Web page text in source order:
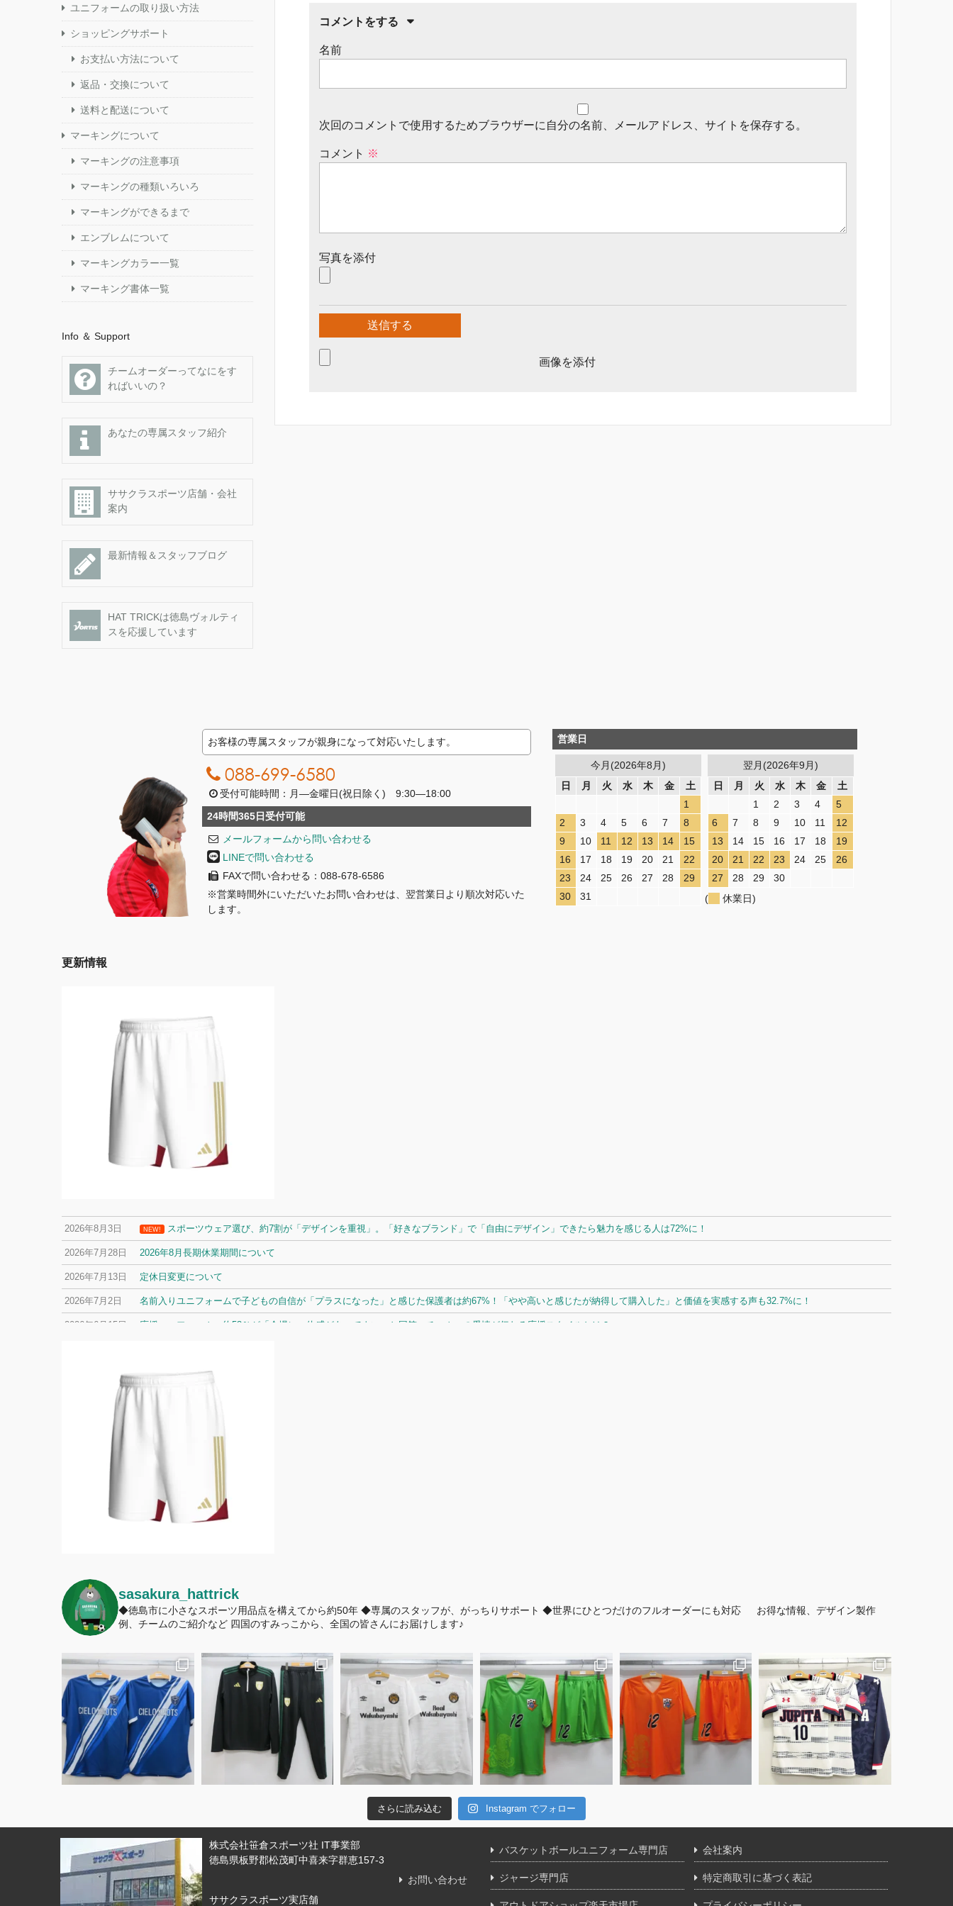
コメントをする
名前
次回のコメントで使用するためブラウザーに自分の名前、メールアドレス、サイトを保存する。
コメント ※
写真を添付
画像を添付
ユニフォームの取り扱い方法
ショッピングサポート
お支払い方法について
返品・交換について
送料と配送について
マーキングについて
マーキングの注意事項
マーキングの種類いろいろ
マーキングができるまで
エンブレムについて
マーキングカラー一覧
マーキング書体一覧
Info ＆ Support
チームオーダーってなにをす
ればいいの？
あなたの専属スタッフ紹介
ササクラスポーツ店舗・会社
案内
最新情報＆スタッフブログ
HAT TRICKは徳島ヴォルティ
スを応援しています
お客様の専属スタッフが親身になって対応いたします。
088-699-6580
受付可能時間：月―金曜日(祝日除く) 9:30―18:00
24時間365日受付可能
メールフォームから問い合わせる
LINEで問い合わせる
FAXで問い合わせる：088-678-6586
※営業時間外にいただいたお問い合わせは、翌営業日より順次対応いた
します。
営業日
今月(2026年8月)
日
月 火 水 木 金
土
1
2
3 4 5 6 7
8
9
10 11 12 13 14
15
16
17 18 19 20 21
22
23
24 25 26 27 28
29
30
31
翌月(2026年9月)
日
月 火 水 木 金
土
1
2 3 4
5
6
7 8 9 10 11
12
13
14 15 16 17 18
19
20
21 22 23 24 25
26
27
28 29
30
(
休業日)
更新情報
2026年8月3日 NEW! スポーツウェア選び、約7割が「デザインを重視」。「好きなブランド」で「自由にデザイン」できたら魅力を感じる人は72%に！
2026年7月28日 2026年8月長期休業期間について
2026年7月13日 定休日変更について
2026年7月2日 名前入りユニフォームで子どもの自信が「プラスになった」と感じた保護者は約67%！「やや高いと感じたが納得して購入した」と価値を実感する声も32.7%に！
2026年6月15日 応援ユニフォーム、約53％が「会場に一体感があってよい」と回答。チームへの愛情が伝わる応援スタイルとは？
sasakura_hattrick
◆徳島市に小さなスポーツ用品点を構えてから約50年 ◆専属のスタッフが、がっちりサポート ◆世界にひとつだけのフルオーダーにも対応
お得な情報、デザイン製作
例、チームのご紹介など 四国のすみっこから、全国の皆さんにお届けします♪
さらに読み込む Instagram でフォロー
株式会社笹倉スポーツ社 IT事業部
徳島県板野郡松茂町中喜来字群恵157-3
お問い合わせ
ササクラスポーツ実店舗
バスケットボールユニフォーム専門店
ジャージ専門店
会社案内
特定商取引に基づく表記